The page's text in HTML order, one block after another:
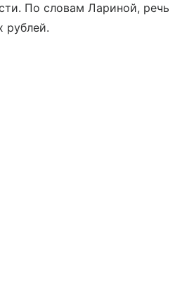
По словам Лариной, речь
рублей.